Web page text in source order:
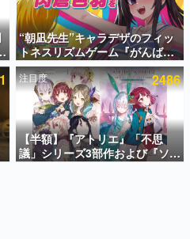
上！ ページビュー数万以上！ などな
まれた、電ファミ渾身の“殿堂入り”記
“朝凪先生”キャラデザのフィッ
トネスリズムゲーム『がんば
れ！チアリズム』Steamストア
ページが公開。キャラクターの
CVは陽向葵ゅかさん
注目度 2486
【半額】『アトリエ』「不思
議」シリーズ3部作および『ソフ
ィーのアトリエ2』公式画集の